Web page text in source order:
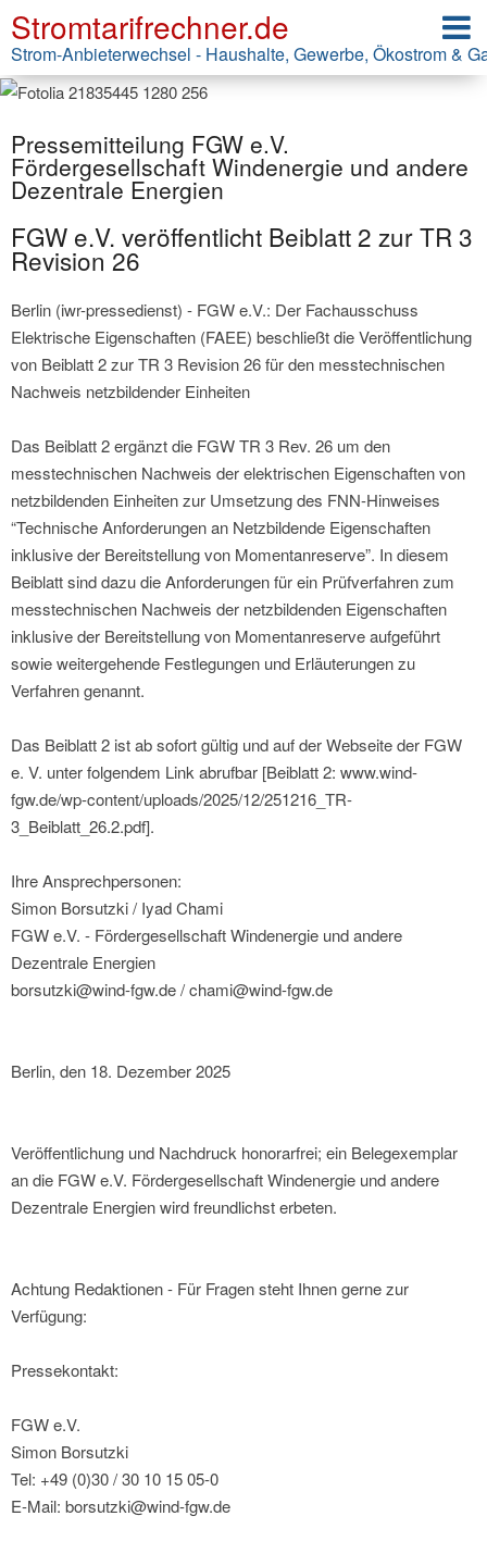
Stromtarifrechner.de
Strom-Anbieterwechsel - Haushalte, Gewerbe, Ökostrom &
Pressemitteilung FGW e.V.
Fördergesellschaft Windenergie und andere
Dezentrale Energien
FGW e.V. veröffentlicht Beiblatt 2 zur TR 3
Revision 26
Berlin (iwr-pressedienst) - FGW e.V.: Der Fachausschuss
Elektrische Eigenschaften (FAEE) beschließt die Veröffentlichung
von Beiblatt 2 zur TR 3 Revision 26 für den messtechnischen
Nachweis netzbildender Einheiten
Das Beiblatt 2 ergänzt die FGW TR 3 Rev. 26 um den
messtechnischen Nachweis der elektrischen Eigenschaften von
netzbildenden Einheiten zur Umsetzung des FNN-Hinweises
“Technische Anforderungen an Netzbildende Eigenschaften
inklusive der Bereitstellung von Momentanreserve”. In diesem
Beiblatt sind dazu die Anforderungen für ein Prüfverfahren zum
messtechnischen Nachweis der netzbildenden Eigenschaften
inklusive der Bereitstellung von Momentanreserve aufgeführt
sowie weitergehende Festlegungen und Erläuterungen zu
Verfahren genannt.
Das Beiblatt 2 ist ab sofort gültig und auf der Webseite der FGW
e. V. unter folgendem Link abrufbar [Beiblatt 2: www.wind-
fgw.de/wp-content/uploads/2025/12/251216_TR-
3_Beiblatt_26.2.pdf].
Ihre Ansprechpersonen:
Simon Borsutzki / Iyad Chami
FGW e.V. - Fördergesellschaft Windenergie und andere
Dezentrale Energien
borsutzki@wind-fgw.de / chami@wind-fgw.de
Berlin, den 18. Dezember 2025
Veröffentlichung und Nachdruck honorarfrei; ein Belegexemplar
an die FGW e.V. Fördergesellschaft Windenergie und andere
Dezentrale Energien wird freundlichst erbeten.
Achtung Redaktionen - Für Fragen steht Ihnen gerne zur
Verfügung:
Pressekontakt:
FGW e.V.
Simon Borsutzki
Tel: +49 (0)30 / 30 10 15 05-0
E-Mail: borsutzki@wind-fgw.de